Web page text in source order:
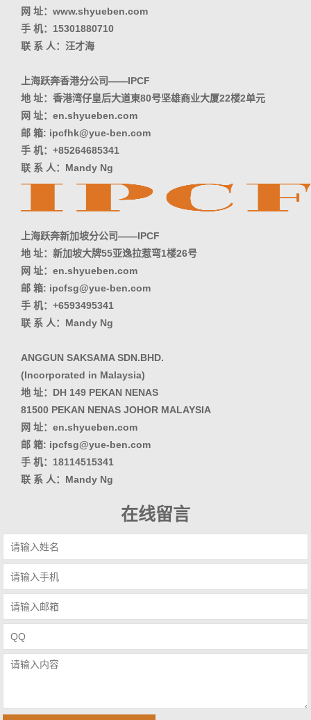
网 址：www.shyueben.com
手 机：15301880710
联 系 人：汪才海
上海跃奔香港分公司——IPCF
地 址：香港湾仔皇后大道東80号坚雄商业大厦22楼2单元
网 址：en.shyueben.com
邮 箱: ipcfhk@yue-ben.com
手 机：+85264685341
联 系 人：Mandy Ng
上海跃奔新加坡分公司——IPCF
地 址：新加坡大牌55亚逸拉惹弯1楼26号
网 址：en.shyueben.com
邮 箱: ipcfsg@yue-ben.com
手 机：+6593495341
联 系 人：Mandy Ng
ANGGUN SAKSAMA SDN.BHD.
(Incorporated in Malaysia)
地 址：DH 149 PEKAN NENAS
81500 PEKAN NENAS JOHOR MALAYSIA
网 址：en.shyueben.com
邮 箱: ipcfsg@yue-ben.com
手 机：18114515341
联 系 人：Mandy Ng
在线留言